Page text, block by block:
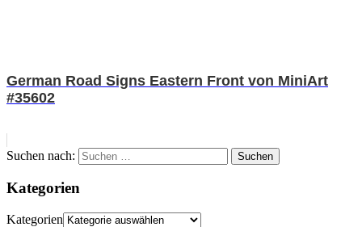
German Road Signs Eastern Front von MiniArt
#35602
Suchen nach: Suchen
Kategorien
Kategorien